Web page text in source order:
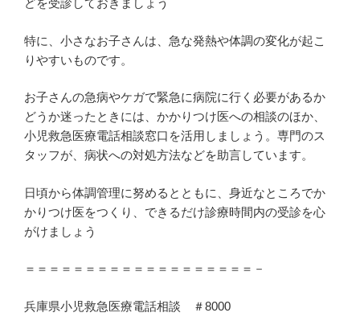
どを受診しておきましょう
特に、小さなお子さんは、急な発熱や体調の変化が起こ
りやすいものです。
お子さんの急病やケガで緊急に病院に行く必要があるか
どうか迷ったときには、かかりつけ医への相談のほか、
小児救急医療電話相談窓口を活用しましょう。専門のス
タッフが、病状への対処方法などを助言しています。
日頃から体調管理に努めるとともに、身近なところでか
かりつけ医をつくり、できるだけ診療時間内の受診を心
がけましょう
＝＝＝＝＝＝＝＝＝＝＝＝＝＝＝＝＝＝＝－
兵庫県小児救急医療電話相談 ＃8000